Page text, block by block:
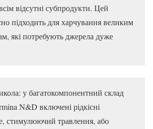
відсутні субпродукти. Цей
підходить для харчування великим
які потребують джерела дуже
у багатокомпонентний склад
N&D включені рідкісні
стимулюючий травлення, або